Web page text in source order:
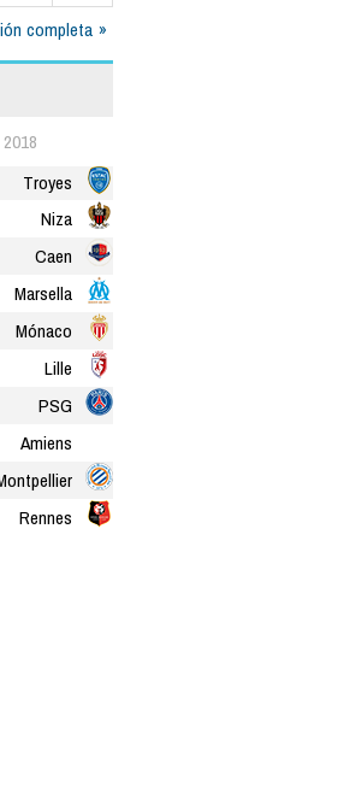
completa
Troyes
Niza
Caen
Marsella
Mónaco
Lille
PSG
Amiens
Rennes